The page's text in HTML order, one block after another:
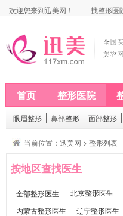
欢迎您来到迅美网！ 找整形医
首页 整形医院
眼眉整形 鼻部整形 面部整形
当前位置： 迅美网 > 整形列表
按地区查找医生
全部整形医生 北京整形医生
内蒙古整形医生
辽宁整形医生